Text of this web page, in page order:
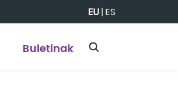
EU|ES
Buletinak